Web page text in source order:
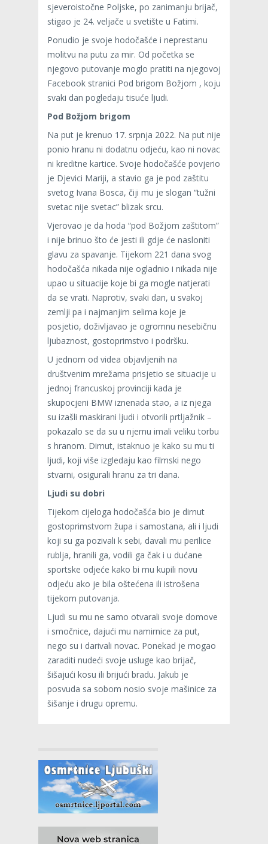
sjeveroistočne Poljske, po zanimanju brijač,
stigao je 24. veljače u svetište u Fatimi.
Ponudio je svoje hodočašće i neprestanu
molitvu na putu za mir. Od početka se
njegovo putovanje moglo pratiti na njegovoj
Facebook stranici Pod brigom Božjom , koju
svaki dan pogledaju tisuće ljudi.
Pod Božjom brigom
Na put je krenuo 17. srpnja 2022. Na put nije
ponio hranu ni dodatnu odjeću, kao ni novac
ni kreditne kartice. Svoje hodočašće povjerio
je Djevici Mariji, a stavio ga je pod zaštitu
svetog Ivana Bosca, čiji mu je slogan “tužni
svetac nije svetac” blizak srcu.
Vjerovao je da hoda “pod Božjom zaštitom”
i nije brinuo što će jesti ili gdje će nasloniti
glavu za spavanje. Tijekom 221 dana svog
hodočašća nikada nije ogladnio i nikada nije
upao u situacije koje bi ga mogle natjerati
da se vrati. Naprotiv, svaki dan, u svakoj
zemlji pa i najmanjim selima koje je
posjetio, doživljavao je ogromnu nesebičnu
ljubaznost, gostoprimstvo i podršku.
U jednom od videa objavljenih na
društvenim mrežama prisjetio se situacije u
jednoj francuskoj provinciji kada je
skupocjeni BMW iznenada stao, a iz njega
su izašli maskirani ljudi i otvorili prtljažnik –
pokazalo se da su u njemu imali veliku torbu
s hranom. Dirnut, istaknuo je kako su mu ti
ljudi, koji više izgledaju kao filmski nego
stvarni, osigurali hranu za tri dana.
Ljudi su dobri
Tijekom cijeloga hodočašća bio je dirnut
gostoprimstvom župa i samostana, ali i ljudi
koji su ga pozivali k sebi, davali mu perilice
rublja, hranili ga, vodili ga čak i u dućane
sportske odjeće kako bi mu kupili novu
odjeću ako je bila oštećena ili istrošena
tijekom putovanja.
Ljudi su mu ne samo otvarali svoje domove
i smočnice, dajući mu namirnice za put,
nego su i darivali novac. Ponekad je mogao
zaraditi nudeći svoje usluge kao brijač,
šišajući kosu ili brijući bradu. Jakub je
posvuda sa sobom nosio svoje mašinice za
šišanje i drugu opremu.